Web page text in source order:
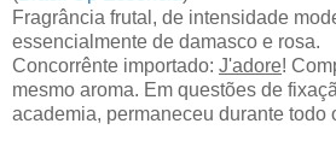
Fragrância frutal, de intensidade
essencialmente de damasco e rosa.
Concorrênte importado: J'adore!
mesmo aroma. Em questões de
academia, permaneceu durante todo